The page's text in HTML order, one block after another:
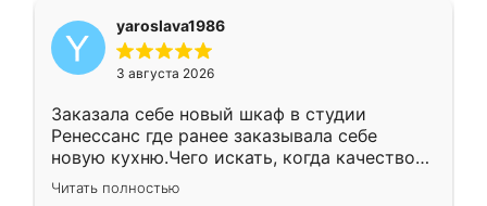
yaroslava1986
3 августа 2026
Заказала себе новый шкаф в студии
Ренессанс где ранее заказывала себе
новую кухню.Чего искать, когда качеством
вполне довольна. Служит кухня уже почти
два года, нареканий нет.
Читать полностью